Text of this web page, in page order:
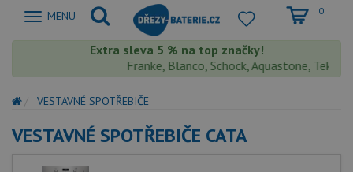
Zobrazit
MENU 0
Extra sleva 5 % na top značky!
Franke, Blanco, Schock, Aquastone, Teka,
VESTAVNÉ SPOTŘEBIČE
VESTAVNÉ SPOTŘEBIČE CATA